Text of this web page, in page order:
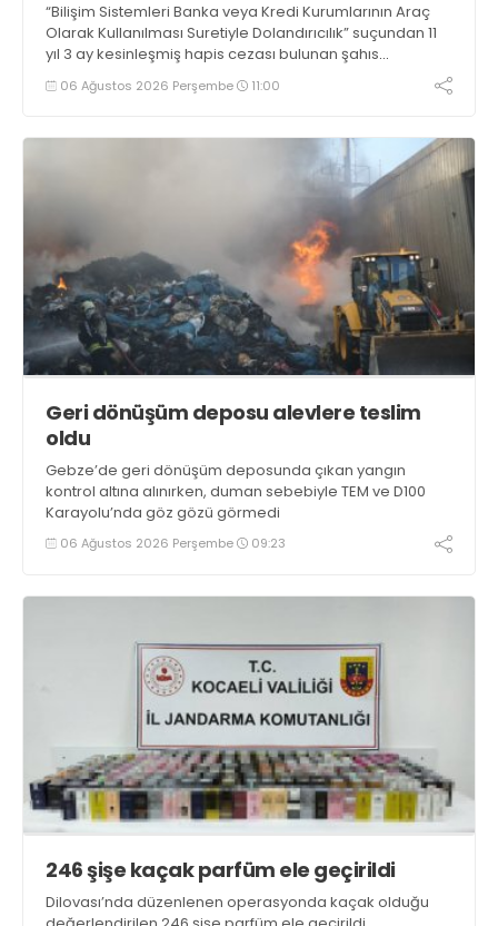
“Bilişim Sistemleri Banka veya Kredi Kurumlarının Araç
Olarak Kullanılması Suretiyle Dolandırıcılık” suçundan 11
yıl 3 ay kesinleşmiş hapis cezası bulunan şahıs
yakalandı
06 Ağustos 2026 Perşembe 11:00
Geri dönüşüm deposu alevlere teslim
oldu
Gebze’de geri dönüşüm deposunda çıkan yangın
kontrol altına alınırken, duman sebebiyle TEM ve D100
Karayolu’nda göz gözü görmedi
06 Ağustos 2026 Perşembe 09:23
246 şişe kaçak parfüm ele geçirildi
Dilovası’nda düzenlenen operasyonda kaçak olduğu